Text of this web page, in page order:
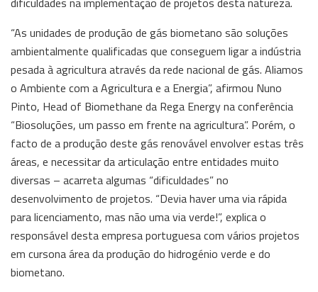
“As unidades de produção de gás biometano são soluções
ambientalmente qualificadas que conseguem ligar a indústria
pesada à agricultura através da rede nacional de gás. Aliamos
o Ambiente com a Agricultura e a Energia”, afirmou Nuno
Pinto, Head of Biomethane da Rega Energy na conferência
“Biosoluções, um passo em frente na agricultura”. Porém, o
facto de a produção deste gás renovável envolver estas três
áreas, e necessitar da articulação entre entidades muito
diversas – acarreta algumas “dificuldades” no
desenvolvimento de projetos. “Devia haver uma via rápida
para licenciamento, mas não uma via verde!”, explica o
responsável desta empresa portuguesa com vários projetos
em cursona área da produção do hidrogénio verde e do
biometano.